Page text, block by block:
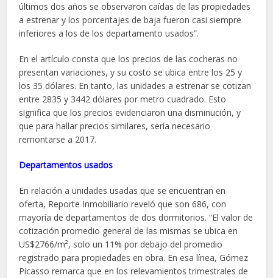
últimos dos años se observaron caídas de las propiedades
a estrenar y los porcentajes de baja fueron casi siempre
inferiores a los de los departamento usados”.
En el artículo consta que los precios de las cocheras no
presentan variaciones, y su costo se ubica entre los 25 y
los 35 dólares. En tanto, las unidades a estrenar se cotizan
entre 2835 y 3442 dólares por metro cuadrado. Esto
significa que los precios evidenciaron una disminución, y
que para hallar precios similares, sería necesario
remontarse a 2017.
Departamentos usados
En relación a unidades usadas que se encuentran en
oferta, Reporte Inmobiliario reveló que son 686, con
mayoría de departamentos de dos dormitorios. “El valor de
cotización promedio general de las mismas se ubica en
US$2766/m², solo un 11% por debajo del promedio
registrado para propiedades en obra. En esa línea, Gómez
Picasso remarca que en los relevamientos trimestrales de